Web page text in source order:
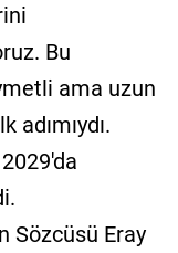
Bu
ama uzun
adımıydı.
Sözcüsü Eray